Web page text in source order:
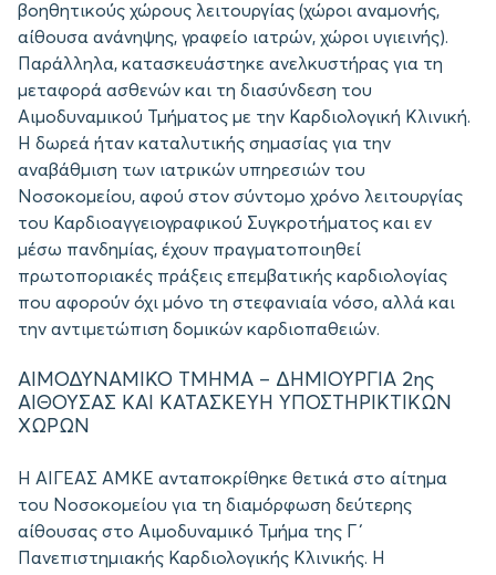
βοηθητικούς χώρους λειτουργίας (χώροι αναμονής,
αίθουσα ανάνηψης, γραφείο ιατρών, χώροι υγιεινής).
Παράλληλα, κατασκευάστηκε ανελκυστήρας για τη
μεταφορά ασθενών και τη διασύνδεση του
Αιμοδυναμικού Τμήματος με την Καρδιολογική Κλινική.
Η δωρεά ήταν καταλυτικής σημασίας για την
αναβάθμιση των ιατρικών υπηρεσιών του
Νοσοκομείου, αφού στον σύντομο χρόνο λειτουργίας
του Καρδιοαγγειογραφικού Συγκροτήματος και εν
μέσω πανδημίας, έχουν πραγματοποιηθεί
πρωτοποριακές πράξεις επεμβατικής καρδιολογίας
που αφορούν όχι μόνο τη στεφανιαία νόσο, αλλά και
την αντιμετώπιση δομικών καρδιοπαθειών.
ΑΙΜΟΔΥΝΑΜΙΚΟ ΤΜΗΜΑ – ΔΗΜΙΟΥΡΓΙΑ 2ης
ΑΙΘΟΥΣΑΣ ΚΑΙ ΚΑΤΑΣΚΕΥΗ ΥΠΟΣΤΗΡΙΚΤΙΚΩΝ
ΧΩΡΩΝ
Η ΑΙΓΕΑΣ ΑΜΚΕ ανταποκρίθηκε θετικά στο αίτημα
του Νοσοκομείου για τη διαμόρφωση δεύτερης
αίθουσας στο Αιμοδυναμικό Τμήμα της Γ΄
Πανεπιστημιακής Καρδιολογικής Κλινικής. Η